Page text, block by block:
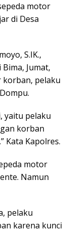
motor
di Desa
S.IK.,
Jumat,
korban, pelaku
yaitu pelaku
korban
Kata Kapolres.
motor
Namun
pelaku
karena kunci